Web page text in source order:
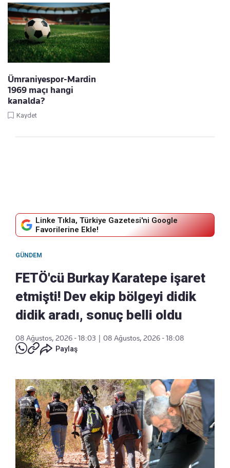
Ümraniyespor-Mardin
1969 maçı hangi
kanalda?
Kaydet
Linke Tıkla, Türkiye Gazetesi'ni Google
Favorilerine Ekle!
GÜNDEM
FETÖ'cü Burkay Karatepe işaret
etmişti! Dev ekip bölgeyi didik
didik aradı, sonuç belli oldu
08 Ağustos, 2026 - 18:03
08 Ağustos, 2026 - 18:08
Paylaş